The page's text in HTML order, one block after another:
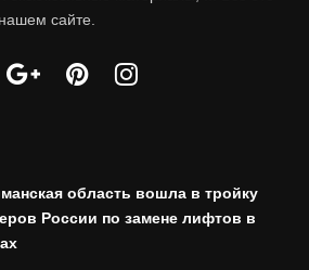
сайте.
область вошла в тройку
России по замене лифтов в